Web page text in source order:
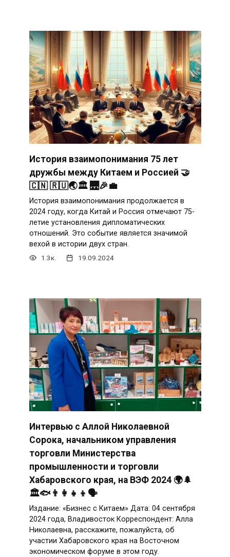
История взаимопонимания 75 лет
дружбы между Китаем и Россией 🤝
🇨🇳 🇷🇺🌏🏛️ 🌉🎉💼
История взаимопонимания продолжается в
2024 году, когда Китай и Россия отмечают 75-
летие установления дипломатических
отношений. Это событие является значимой
вехой в истории двух стран.
1.3к. 19.09.2024
Интервью с Аллой Николаевной
Сорока, начальником управления
торговли Министерства
промышленности и торговли
Хабаровского края, на ВЭФ 2024 🌍🌲
🏛️🐟👨‍👩‍👧‍👦🗣️
Издание: «Бизнес с Китаем» Дата: 04 сентября
2024 года, Владивосток Корреспондент: Алла
Николаевна, расскажите, пожалуйста, об
участии Хабаровского края на Восточном
экономическом форуме в этом году.